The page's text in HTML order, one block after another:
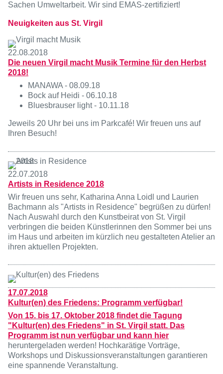
Sachen Umweltarbeit. Wir sind EMAS-zertifiziert!
Neuigkeiten aus St. Virgil
22.08.2018
Die neuen Virgil macht Musik Termine für den Herbst
2018!
MANAWA - 08.09.18
Bock auf Heidi - 06.10.18
Bluesbrauser light - 10.11.18
Jeweils 20 Uhr bei uns im Parkcafé! Wir freuen uns auf
Ihren Besuch!
22.07.2018
Artists in Residence 2018
Wir freuen uns sehr, Katharina Anna Loidl und Laurien
Bachmann als "Artists in Residence" begrüßen zu dürfen!
Nach Auswahl durch den Kunstbeirat von St. Virgil
verbringen die beiden Künstlerinnen den Sommer bei uns
im Haus und arbeiten im kürzlich neu gestalteten Atelier an
ihren aktuellen Projekten.
17.07.2018
Kultur(en) des Friedens: Programm verfügbar!
Von 15. bis 17. Oktober 2018 findet die Tagung
"Kultur(en) des Friedens" in St. Virgil statt. Das
Programm ist nun verfügbar und kann hier
heruntergeladen werden! Hochkarätige Vorträge,
Workshops und Diskussionsveranstaltungen garantieren
eine spannende Veranstaltung.